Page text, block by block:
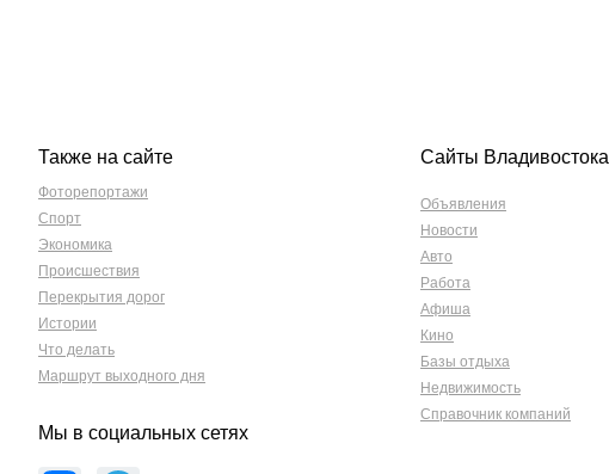
Также на сайте
Фоторепортажи
Спорт
Экономика
Происшествия
Перекрытия дорог
Истории
Что делать
Маршрут выходного дня
Мы в социальных сетях
Сайты Владивостока
Объявления
Новости
Авто
Работа
Афиша
Кино
Базы отдыха
Недвижимость
Справочник компаний